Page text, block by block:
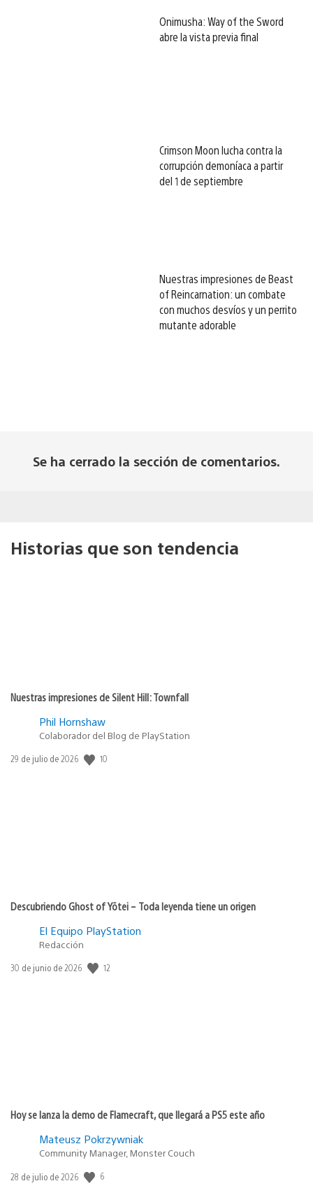
Onimusha: Way of the Sword
abre la vista previa final
Crimson Moon lucha contra la
corrupción demoníaca a partir
del 1 de septiembre
Nuestras impresiones de Beast
of Reincarnation: un combate
con muchos desvíos y un perrito
mutante adorable
Se ha cerrado la sección de comentarios.
Historias que son tendencia
Nuestras impresiones de Silent Hill: Townfall
Phil Hornshaw
Colaborador del Blog de PlayStation
Fecha
29 de julio de 2026 10
Descubriendo Ghost of Yōtei – Toda leyenda tiene un origen
El Equipo PlayStation
Redacción
Fecha
30 de junio de 2026 12
Hoy se lanza la demo de Flamecraft, que llegará a PS5 este año
Mateusz Pokrzywniak
Community Manager, Monster Couch
Fecha
28 de julio de 2026 6